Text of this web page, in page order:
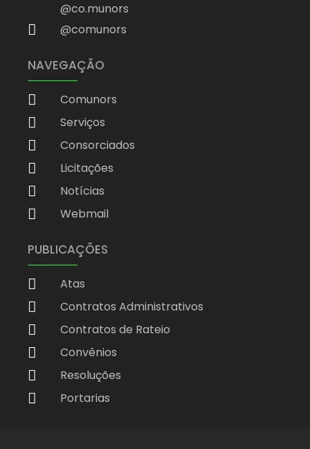
@co.munors
@comunors
NAVEGAÇÃO
Comunors
Serviços
Consorciados
Licitações
Notícias
Webmail
PUBLICAÇÕES
Atas
Contratos Administrativos
Contratos de Rateio
Convênios
Resoluções
Portarias